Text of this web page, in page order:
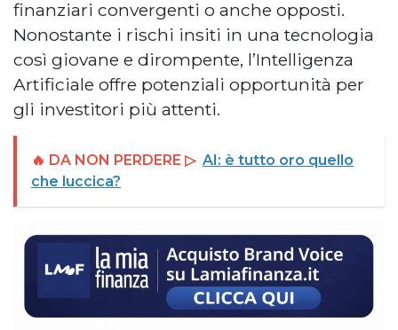
finanziari convergenti o anche opposti.
Nonostante i rischi insiti in una tecnologia
così giovane e dirompente, l’Intelligenza
Artificiale offre potenziali opportunità per
gli investitori più attenti.
🔥 DA NON PERDERE ▷ AI: è tutto oro quello
che luccica?